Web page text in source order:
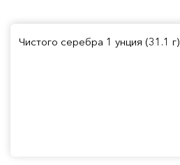
Чистого серебра 1 унция (31.1 г)